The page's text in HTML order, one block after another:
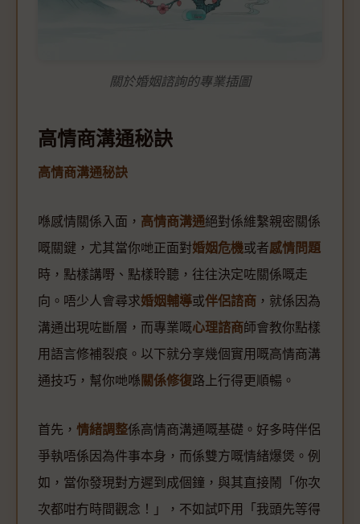
關於婚姻諮詢的專業插圖
高情商溝通秘訣
高情商溝通秘訣
喺感情關係入面， 高情商溝通絕對係維繫親密關係
嘅關鍵，尤其當你哋正面對婚姻危機或者感情問題
時，點樣講嘢、點樣聆聽，往往決定咗關係嘅走
向。唔少人會尋求婚姻輔導或伴侶諮商 ，就係因為
溝通出現咗斷層，而專業嘅心理諮商師會教你點樣
用語言修補裂痕。以下就分享幾個實用嘅高情商溝
通技巧，幫你哋喺 關係修復路上行得更順暢。
首先， 情緒調整係高情商溝通嘅基礎。好多時伴侶
爭執唔係因為件事本身，而係雙方嘅情緒爆煲。例
如，當你發現對方遲到成個鐘，與其直接鬧「你次
次都咁冇時間觀念！」，不如試吓用「我頭先等得